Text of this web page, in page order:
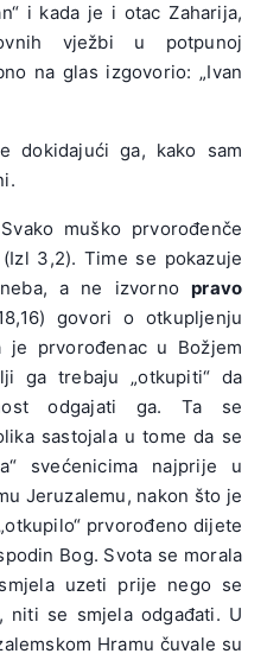
i kada je i otac Zaharija,
vježbi u potpunoj
na glas izgovorio: „Ivan
dokidajući ga, kako sam
Svako muško prvorođenče
3,2). Time se pokazuje
a ne izvornopravo
govori o otkupljenju
je prvorođenac u Božjem
ga trebaju „otkupiti“ da
odgajati ga. Ta se
sastojala u tome da se
svećenicima najprije u
Jeruzalemu, nakon što je
prvorođeno dijete
Bog. Svota se morala
uzeti prije nego se
niti se smjela odgađati. U
Hramu čuvale su